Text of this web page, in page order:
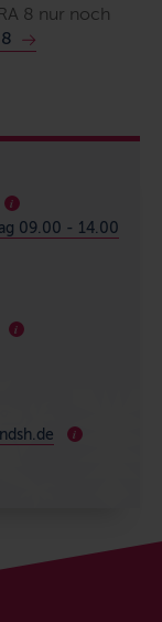
8 nur noch
i
09.00 - 14.00
i
i